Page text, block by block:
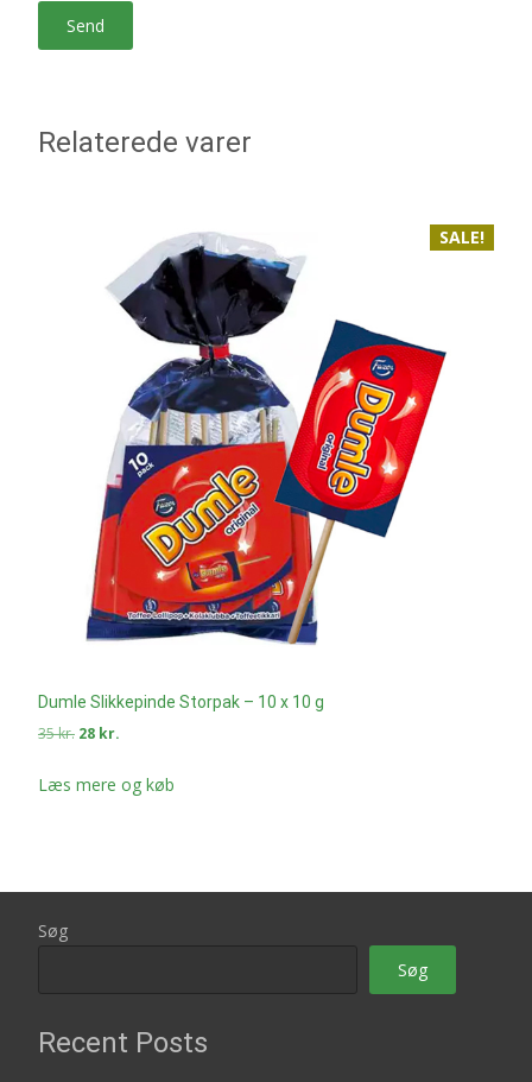
Relaterede varer
SALE!
Dumle Slikkepinde Storpak – 10 x 10 g
35kr. Den
pris
28 kr.
pris
Læs mere og køb
Søg
Søg
Recent Posts